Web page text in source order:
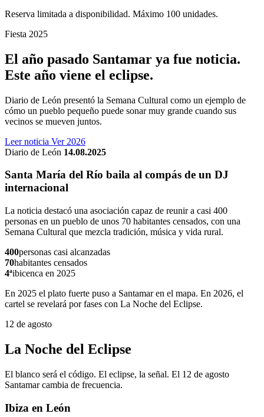
Reserva limitada a disponibilidad. Máximo 100 unidades.
Fiesta 2025
El año pasado Santamar ya fue noticia.
Este año viene el eclipse.
Diario de León presentó la Semana Cultural como un ejemplo de
cómo un pueblo pequeño puede sonar muy grande cuando sus
vecinos se mueven juntos.
Leer noticia Ver 2026
Diario de León 14.08.2025
Santa María del Río baila al compás de un DJ
internacional
La noticia destacó una asociación capaz de reunir a casi 400
personas en un pueblo de unos 70 habitantes censados, con una
Semana Cultural que mezcla tradición, música y vida rural.
400personas casi alcanzadas
70habitantes censados
4ªibicenca en 2025
En 2025 el plato fuerte puso a Santamar en el mapa. En 2026, el
cartel se revelará por fases con La Noche del Eclipse.
12 de agosto
La Noche del Eclipse
El blanco será el código. El eclipse, la señal. El 12 de agosto
Santamar cambia de frecuencia.
Ibiza en León